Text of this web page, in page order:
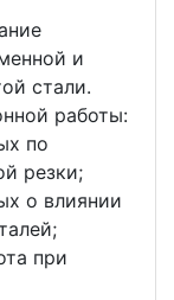
и
стали.
работы:
по
резки;
о влиянии
при